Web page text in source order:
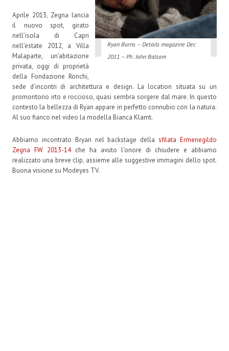
Ryan Burns – Details magazine Dec
2011 – Ph: John Balsom
Aprile 2013, Zegna lancia
il nuovo spot, girato
nell’isola di Capri
nell’estate 2012, a Villa
Malaparte, un’abitazione
privata, oggi di proprietà
della Fondazione Ronchi,
sede d’incontri di architettura e design. La location situata su un
promontorio irto e roccioso, quasi sembra sorgere dal mare. In questo
contesto la bellezza di Ryan appare in perfetto connubio con la natura.
Al suo fianco nel video la modella Bianca Klamt.
Abbiamo incontrato Bryan nel backstage dellasfilata Ermenegildo
Zegna FW 2013-14che ha avuto l’onore di chiudere e abbiamo
realizzato una breve clip, assieme alle suggestive immagini dello spot.
Buona visione su Modeyes TV.